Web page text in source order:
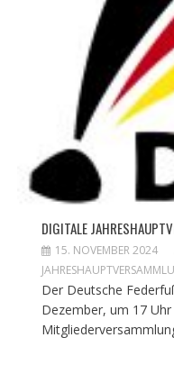
DIGITALE
15. NOVEMBER 2024
Der Deutsche
Dezember, um 17